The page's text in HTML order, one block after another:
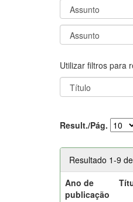
Utilizar filtros para
Result./Pág.
Resultado 1-9
Ano de
publicação